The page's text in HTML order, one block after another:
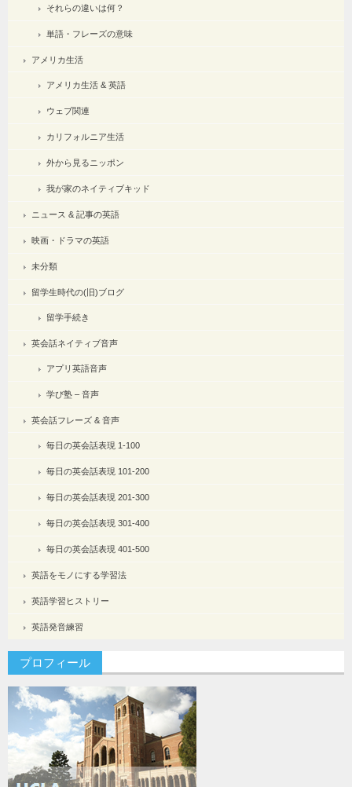
それらの違いは何？
単語・フレーズの意味
アメリカ生活
アメリカ生活 & 英語
ウェブ関連
カリフォルニア生活
外から見るニッポン
我が家のネイティブキッド
ニュース & 記事の英語
映画・ドラマの英語
未分類
留学生時代の(旧)ブログ
留学手続き
英会話ネイティブ音声
アプリ英語音声
学び塾 – 音声
英会話フレーズ & 音声
毎日の英会話表現 1-100
毎日の英会話表現 101-200
毎日の英会話表現 201-300
毎日の英会話表現 301-400
毎日の英会話表現 401-500
英語をモノにする学習法
英語学習ヒストリー
英語発音練習
プロフィール